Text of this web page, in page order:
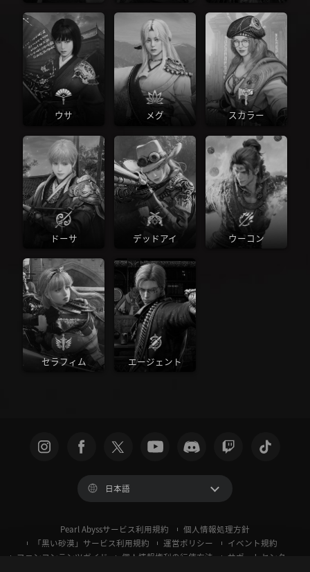
ウサ メグ スカラー
ドーサ デッドアイ ウーコン
セラフィム エージェント
日本語
Pearl Abyssサービス利用規約
個人情報処理方針
「黒い砂漠」サービス利用規約
運営ポリシー
イベント規約
ファンコンテンツガイド
個人情報権利の行使方法
サポートセンター